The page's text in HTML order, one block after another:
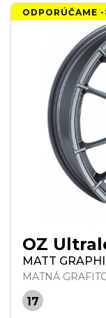
ODPORÚČAME
OZ
MATT
MATNÁ
17